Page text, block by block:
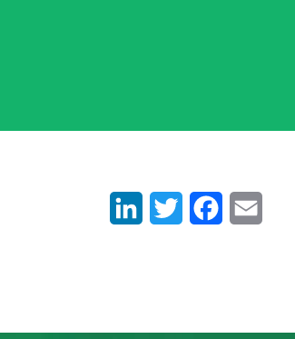
LinkedInTwitter Facebook